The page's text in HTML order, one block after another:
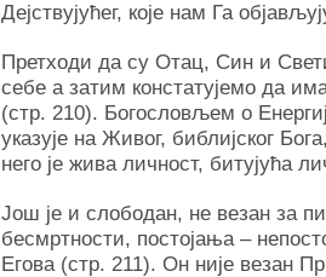
Дејствујућег, које нам Га
Претходи да су Отац, Син и
себе а затим констатујемо да
(стр. 210). Богословљем о
указује на Живог, библијског
него је жива личност, битујућа
Још је и слободан, не везан за
бесмртности, постојања –
Егова (стр. 211). Он није везан